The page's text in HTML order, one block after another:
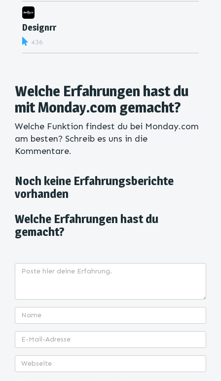
Designrr
436
Welche Erfahrungen hast du
mit Monday.com gemacht?
Welche Funktion findest du bei Monday.com
am besten? Schreib es uns in die
Kommentare.
Noch keine Erfahrungsberichte
vorhanden
Welche Erfahrungen hast du
gemacht?